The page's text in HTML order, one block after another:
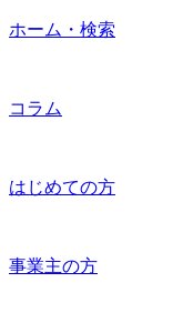
ホーム・検索
コラム
はじめての方
事業主の方